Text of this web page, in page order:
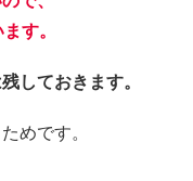
す。
しておきます。
めです。